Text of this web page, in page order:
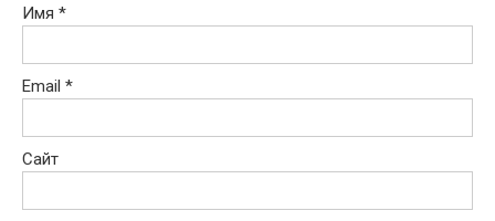
Имя *
Email *
Сайт